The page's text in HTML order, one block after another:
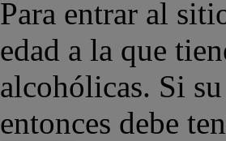
Para entrar al
edad a la que
alcohólicas. Si
entonces debe